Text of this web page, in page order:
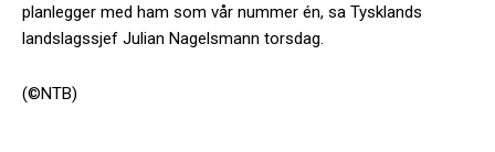
planlegger med ham som vår nummer én, sa Tysklands
landslagssjef Julian Nagelsmann torsdag.
(©NTB)